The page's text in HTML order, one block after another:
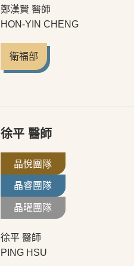
鄭漢賢 醫師
HON-YIN CHENG
衛福部
徐平 醫師
晶悅團隊
晶睿團隊
晶曜團隊
徐平 醫師
PING HSU